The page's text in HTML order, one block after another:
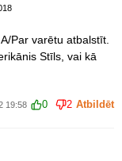
Par varētu atbalstīt.
Stīls, vai kā
19:58 0 2 Atbildēt